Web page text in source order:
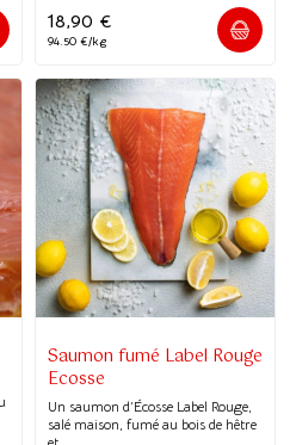
18,90 €
94.50 €/kg
Saumon fumé Label Rouge
Ecosse
Un saumon d’Écosse Label Rouge,
salé maison, fumé au bois de hêtre
et ...